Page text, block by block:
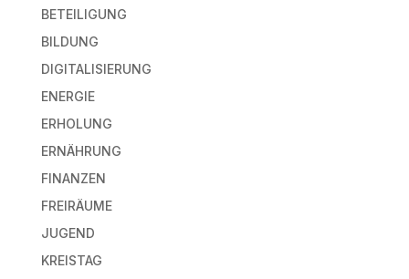
BETEILIGUNG
BILDUNG
DIGITALISIERUNG
ENERGIE
ERHOLUNG
ERNÄHRUNG
FINANZEN
FREIRÄUME
JUGEND
KREISTAG